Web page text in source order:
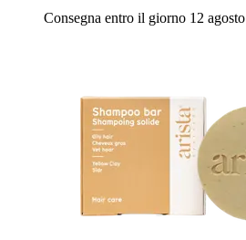
Consegna entro il giorno 12 agosto